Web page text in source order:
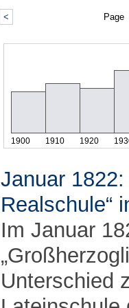
< Page
1900 1910 1920
Januar
Realschule“
Im Januar
Unterschied